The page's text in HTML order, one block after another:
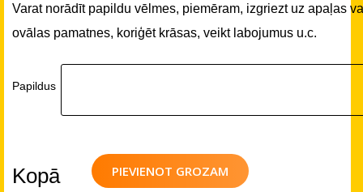
Varat norādīt papildu vēlmes, piemēram, izgriezt uz apaļas
ovālas pamatnes, koriģēt krāsas, veikt labojumus u.c.
Papildus
PIEVIENOT GROZAM
Kopā